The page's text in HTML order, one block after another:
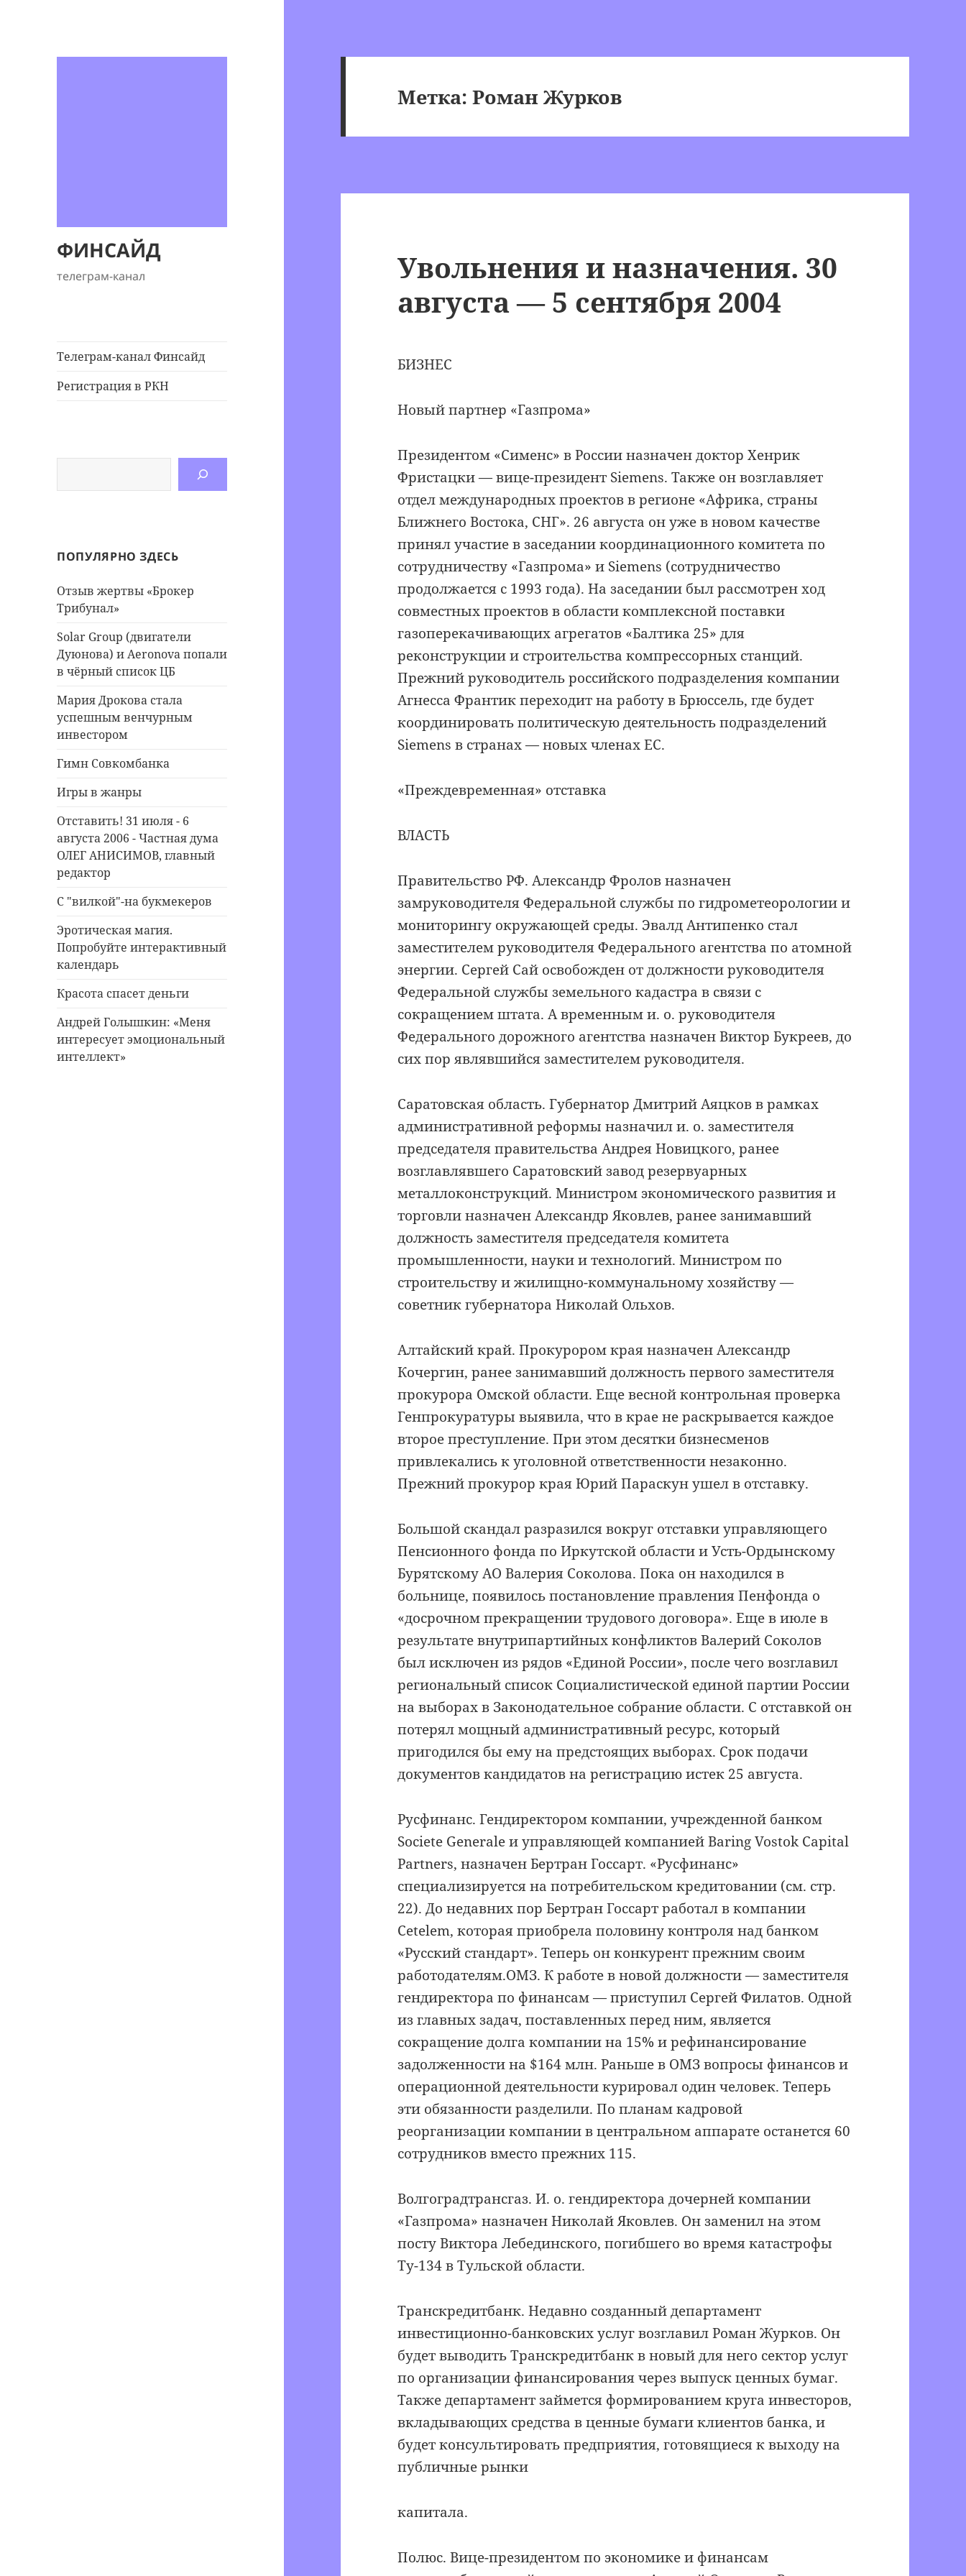
ФИНСАЙД
телеграм-канал
Телеграм-канал Финсайд
Регистрация в РКН
ПОПУЛЯРНО ЗДЕСЬ
Отзыв жертвы «Брокер
Трибунал»
Solar Group (двигатели
Дуюнова) и Aeronova попали
в чёрный список ЦБ
Мария Дрокова стала
успешным венчурным
инвестором
Гимн Совкомбанка
Игры в жанры
Отставить! 31 июля - 6
августа 2006 - Частная дума
ОЛЕГ АНИСИМОВ, главный
редактор
С "вилкой"-на букмекеров
Эротическая магия.
Попробуйте интерактивный
календарь
Красота спасет деньги
Андрей Голышкин: «Меня
интересует эмоциональный
интеллект»
Метка:Роман Журков
Увольнения и назначения. 30
августа — 5 сентября 2004
БИЗНЕС
Новый партнер «Газпрома»
Президентом «Сименс» в России назначен доктор Хенрик
Фристацки — вице-президент Siemens. Также он возглавляет
отдел международных проектов в регионе «Африка, страны
Ближнего Востока, СНГ». 26 августа он уже в новом качестве
принял участие в заседании координационного комитета по
сотрудничеству «Газпрома» и Siemens (сотрудничество
продолжается с 1993 года). На заседании был рассмотрен ход
совместных проектов в области комплексной поставки
газоперекачивающих агрегатов «Балтика 25» для
реконструкции и строительства компрессорных станций.
Прежний руководитель российского подразделения компании
Агнесса Франтик переходит на работу в Брюссель, где будет
координировать политическую деятельность подразделений
Siemens в странах — новых членах ЕС.
«Преждевременная» отставка
ВЛАСТЬ
Правительство РФ. Александр Фролов назначен
замруководителя Федеральной службы по гидрометеорологии и
мониторингу окружающей среды. Эвалд Антипенко стал
заместителем руководителя Федерального агентства по атомной
энергии. Сергей Сай освобожден от должности руководителя
Федеральной службы земельного кадастра в связи с
сокращением штата. А временным и. о. руководителя
Федерального дорожного агентства назначен Виктор Букреев, до
сих пор являвшийся заместителем руководителя.
Саратовская область. Губернатор Дмитрий Аяцков в рамках
административной реформы назначил и. о. заместителя
председателя правительства Андрея Новицкого, ранее
возглавлявшего Саратовский завод резервуарных
металлоконструкций. Министром экономического развития и
торговли назначен Александр Яковлев, ранее занимавший
должность заместителя председателя комитета
промышленности, науки и технологий. Министром по
строительству и жилищно-коммунальному хозяйству —
советник губернатора Николай Ольхов.
Алтайский край. Прокурором края назначен Александр
Кочергин, ранее занимавший должность первого заместителя
прокурора Омской области. Еще весной контрольная проверка
Генпрокуратуры выявила, что в крае не раскрывается каждое
второе преступление. При этом десятки бизнесменов
привлекались к уголовной ответственности незаконно.
Прежний прокурор края Юрий Параскун ушел в отставку.
Большой скандал разразился вокруг отставки управляющего
Пенсионного фонда по Иркутской области и Усть-Ордынскому
Бурятскому АО Валерия Соколова. Пока он находился в
больнице, появилось постановление правления Пенфонда о
«досрочном прекращении трудового договора». Еще в июле в
результате внутрипартийных конфликтов Валерий Соколов
был исключен из рядов «Единой России», после чего возглавил
региональный список Социалистической единой партии России
на выборах в Законодательное собрание области. С отставкой он
потерял мощный административный ресурс, который
пригодился бы ему на предстоящих выборах. Срок подачи
документов кандидатов на регистрацию истек 25 августа.
Русфинанс. Гендиректором компании, учрежденной банком
Societe Generale и управляющей компанией Baring Vostok Capital
Partners, назначен Бертран Госсарт. «Русфинанс»
специализируется на потребительском кредитовании (см. стр.
22). До недавних пор Бертран Госсарт работал в компании
Cetelem, которая приобрела половину контроля над банком
«Русский стандарт». Теперь он конкурент прежним своим
работодателям.ОМЗ. К работе в новой должности — заместителя
гендиректора по финансам — приступил Сергей Филатов. Одной
из главных задач, поставленных перед ним, является
сокращение долга компании на 15% и рефинансирование
задолженности на $164 млн. Раньше в ОМЗ вопросы финансов и
операционной деятельности курировал один человек. Теперь
эти обязанности разделили. По планам кадровой
реорганизации компании в центральном аппарате останется 60
сотрудников вместо прежних 115.
Волгоградтрансгаз. И. о. гендиректора дочерней компании
«Газпрома» назначен Николай Яковлев. Он заменил на этом
посту Виктора Лебединского, погибшего во время катастрофы
Ту-134 в Тульской области.
Транскредитбанк. Недавно созданный департамент
инвестиционно-банковских услуг возглавил Роман Журков. Он
будет выводить Транскредитбанк в новый для него сектор услуг
по организации финансирования через выпуск ценных бумаг.
Также департамент займется формированием круга инвесторов,
вкладывающих средства в ценные бумаги клиентов банка, и
будет консультировать предприятия, готовящиеся к выходу на
публичные рынки
капитала.
Полюс. Вице-президентом по экономике и финансам